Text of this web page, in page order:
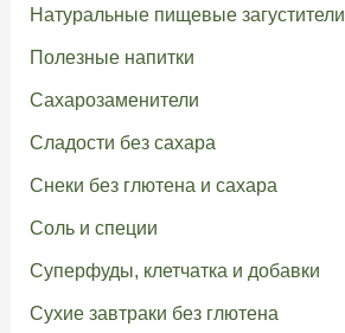
Натуральные пищевые загустители
Полезные напитки
Сахарозаменители
Сладости без сахара
Снеки без глютена и сахара
Соль и специи
Суперфуды, клетчатка и добавки
Сухие завтраки без глютена